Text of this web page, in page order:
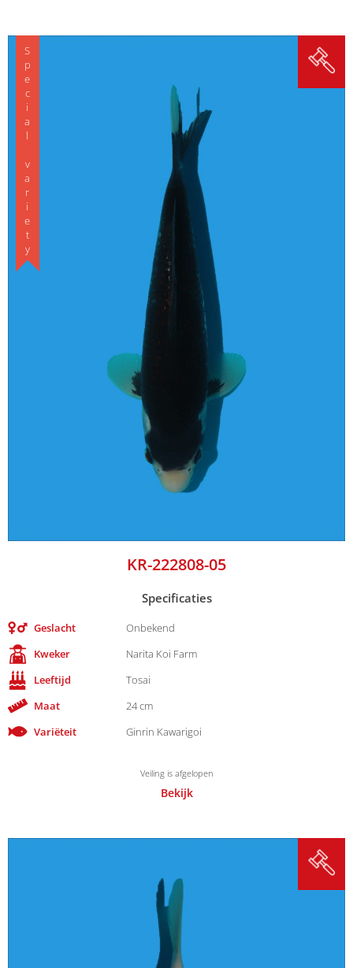
Special variety
KR-222808-05
Specificaties
Geslacht
Onbekend
Kweker
Narita Koi Farm
Leeftijd
Tosai
Maat
24 cm
Variëteit
Ginrin Kawarigoi
Veiling is afgelopen
Bekijk